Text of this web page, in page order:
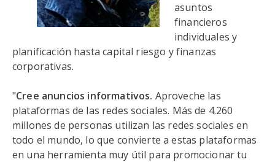
asuntos
financieros
individuales y
planificación hasta capital riesgo y finanzas
corporativas.
"Cree anuncios informativos. Aproveche las
plataformas de las redes sociales. Más de 4.260
millones de personas utilizan las redes sociales en
todo el mundo, lo que convierte a estas plataformas
en una herramienta muy útil para promocionar tu